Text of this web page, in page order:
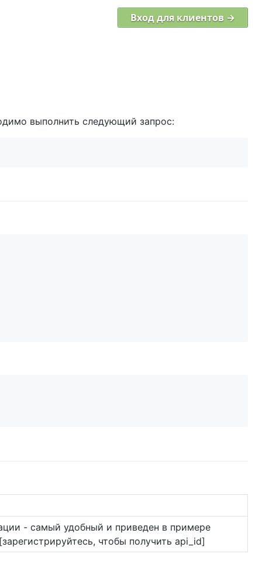
Вход для клиентов →
выполнить следующий запрос:
- самый удобный и приведен в примере
чтобы получить api_id]